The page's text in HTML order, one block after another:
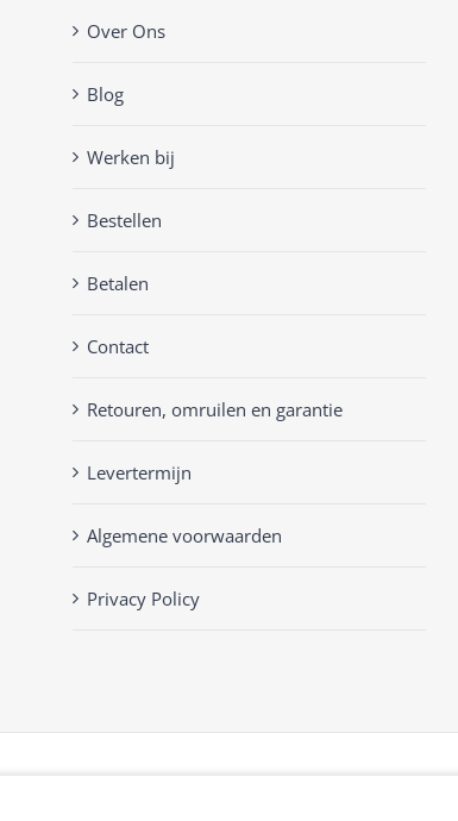
Over Ons
Blog
Werken bij
Bestellen
Betalen
Contact
Retouren, omruilen en garantie
Levertermijn
Algemene voorwaarden
Privacy Policy